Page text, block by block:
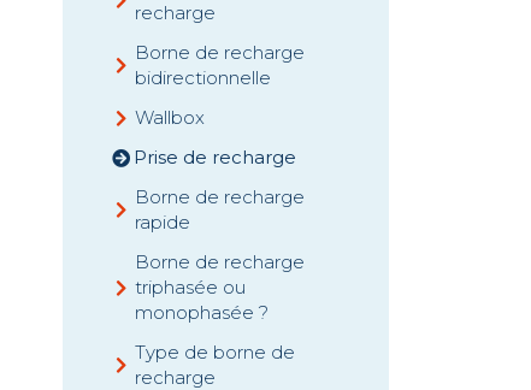
recharge
Borne de recharge
bidirectionnelle
Wallbox
Prise de recharge
Borne de recharge
rapide
Borne de recharge
triphasée ou
monophasée ?
Type de borne de
recharge